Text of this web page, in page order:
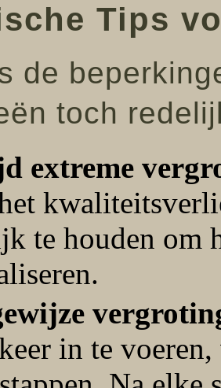
Tips
de
toch
extreme
te houden om
in te